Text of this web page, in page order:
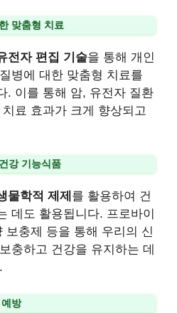
맞춤형 치료
전자 편집 기술을 통해 개인
병에 대한 맞춤형 치료를
. 이를 통해 암, 유전자 질환
료 효과가 크게 향상되고
강 기능식품
물학적 제제 를 활용하여 건
데도 활용됩니다. 프로바이
보충제 등을 통해 우리의 신
충하고 건강을 유지하는 데
방